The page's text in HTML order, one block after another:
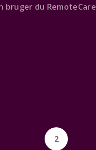
bruger du RemoteCare
2